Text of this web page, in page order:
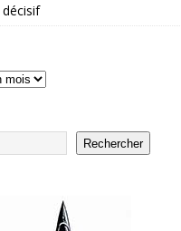
Rechercher